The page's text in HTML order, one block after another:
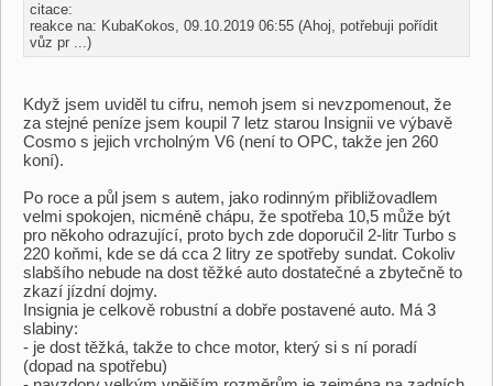
citace:
reakce na: KubaKokos, 09.10.2019 06:55 (Ahoj, potřebuji pořídit
vůz pr ...)
Když jsem uviděl tu cifru, nemoh jsem si nevzpomenout, že
za stejné peníze jsem koupil 7 letz starou Insignii ve výbavě
Cosmo s jejich vrcholným V6 (není to OPC, takže jen 260
koní).
Po roce a půl jsem s autem, jako rodinným přibližovadlem
velmi spokojen, nicméně chápu, že spotřeba 10,5 může být
pro někoho odrazující, proto bych zde doporučil 2-litr Turbo s
220 koňmi, kde se dá cca 2 litry ze spotřeby sundat. Cokoliv
slabšího nebude na dost těžké auto dostatečné a zbytečně to
zkazí jízdní dojmy.
Insignia je celkově robustní a dobře postavené auto. Má 3
slabiny:
- je dost těžká, takže to chce motor, který si s ní poradí
(dopad na spotřebu)